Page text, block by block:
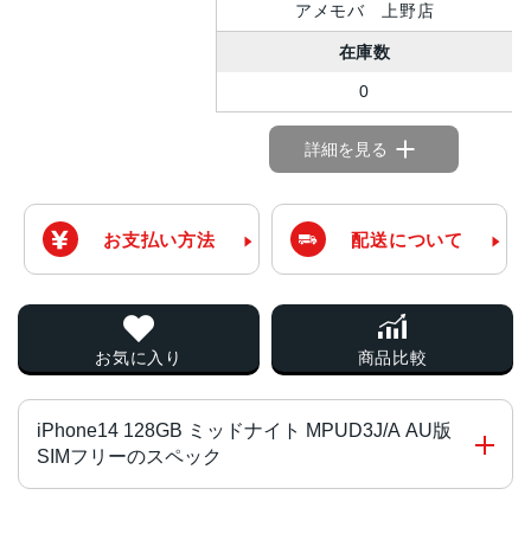
アメモバ 上野店
在庫数
0
詳細を見る
お支払い方法 配送について
お気に入り 商品比較
iPhone14 128GB ミッドナイト MPUD3J/A AU版
SIMフリーのスペック